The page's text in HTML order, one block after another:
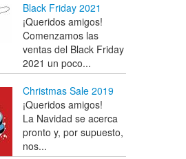
Black Friday 2021
¡Queridos amigos!
Comenzamos las
ventas del Black Friday
2021 un poco...
Christmas Sale 2019
¡Queridos amigos!
La Navidad se acerca
pronto y, por supuesto,
nos...